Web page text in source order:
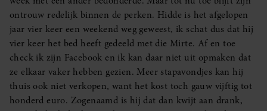
ontrouw redelijk binnen de perken. Hidde is het afgelopen
jaar vier keer een weekend weg geweest, ik schat dus dat hij
vier keer het bed heeft gedeeld met die Mirte. Af en toe
check ik zijn Facebook en ik kan daar niet uit opmaken dat
ze elkaar vaker hebben gezien. Meer stapavondjes kan hij
thuis ook niet verkopen, want het kost toch gauw vijftig tot
honderd euro. Zogenaamd is hij dat dan kwijt aan drank,